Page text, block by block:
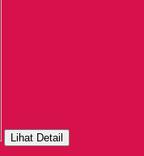
Lihat Detail